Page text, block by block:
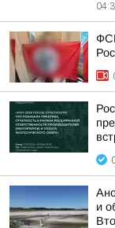
и